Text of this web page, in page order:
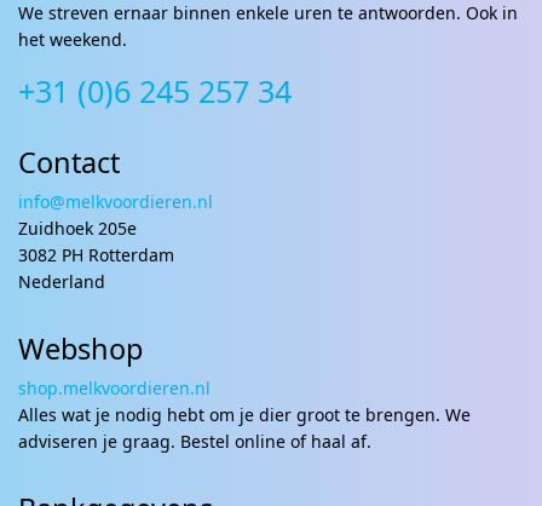
We streven ernaar binnen enkele uren te antwoorden. Ook in
het weekend.
+31 (0)6 245 257 34
Contact
info@melkvoordieren.nl
Zuidhoek 205e
3082 PH Rotterdam
Nederland
Webshop
shop.melkvoordieren.nl
Alles wat je nodig hebt om je dier groot te brengen. We
adviseren je graag. Bestel online of haal af.